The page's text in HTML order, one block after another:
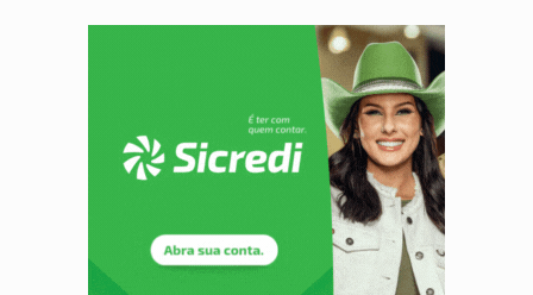
ENTRADA GRATUITA:Espetáculo As Marias Somos Nós será
Três são presos após furto de motocicleta em frente
CELEBRAÇÃO:Cerejeiras completa 43 anos de emancipação com
SAÚDE:Anvisa desmente boato sobre presença de plástico ou
Pitbulls fogem de residência e atacam casal de idosos
AÇÃO CONJUNTA: Forças policiais apreendem cerca de 1kg de